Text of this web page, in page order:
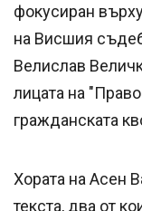
фокусиран
на Висшия
Велислав
лицата на
гражданската
Хората на Асен
текста, два от